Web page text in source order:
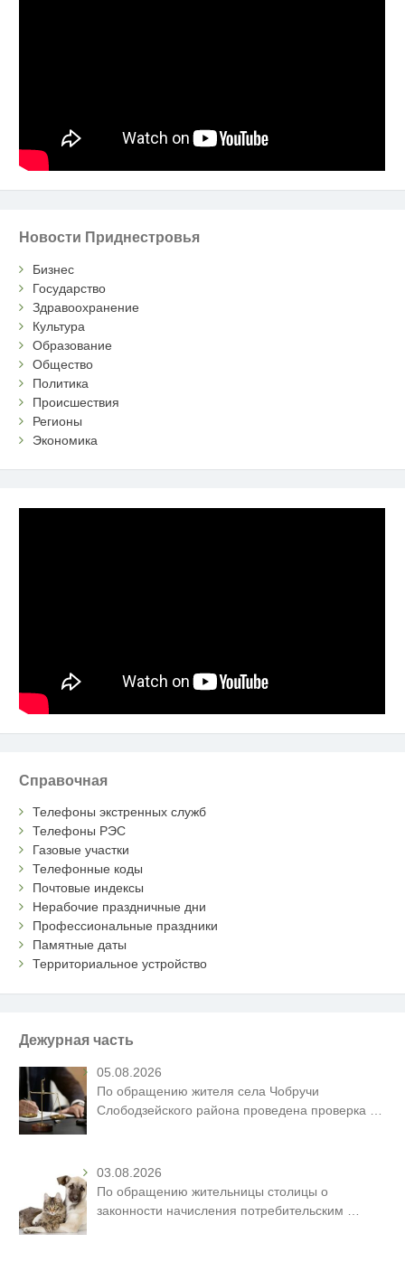
Новости Приднестровья
Бизнес
Государство
Здравоохранение
Культура
Образование
Общество
Политика
Происшествия
Регионы
Экономика
Справочная
Телефоны экстренных служб
Телефоны РЭС
Газовые участки
Телефонные коды
Почтовые индексы
Нерабочие праздничные дни
Профессиональные праздники
Памятные даты
Территориальное устройство
Дежурная часть
05.08.2026
По обращению жителя села Чобручи
Слободзейского района проведена проверка
03.08.2026
По обращению жительницы столицы о
законности начисления потребительским